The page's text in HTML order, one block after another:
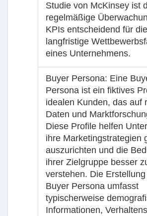
Studie von McKinsey ist
regelmäßige
KPIs entscheidend für die
langfristige
eines Unternehmens.
Buyer Persona: Eine
Persona ist ein fiktives
idealen Kunden, das auf
Daten und
Diese Profile helfen
ihre Marketingstrategien
auszurichten und die
ihrer Zielgruppe besser
verstehen. Die
Buyer Persona umfasst
typischerweise
Informationen,